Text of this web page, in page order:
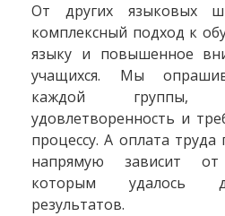
От других языковых
комплексный подход к
языку и повышенное
учащихся. Мы
каждой группы,
удовлетворенность и
процессу. А оплата труда
напрямую зависит
которым удалось
результатов.